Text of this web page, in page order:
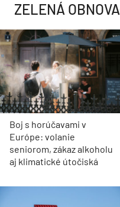
ZELENÁ OBNOVA
Boj s horúčavami v
Európe: volanie
seniorom, zákaz alkoholu
aj klimatické útočiská